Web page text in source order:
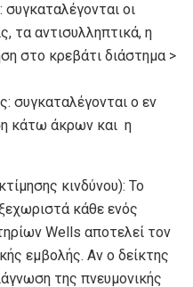
οι
τα αντισυλληπτικά, η
στο κρεβάτι διάστημα >
συγκαταλέγονται ο εν
κάτω άκρων και η
κινδύνου): Το
κάθε ενός
Wells αποτελεί τον
εμβολής. Αν ο δείκτης
της πνευμονικής